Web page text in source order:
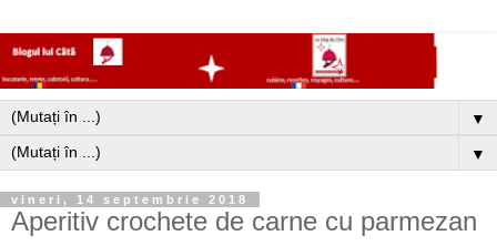
▼
▼
vineri, 14 septembrie 2018
Aperitiv crochete de carne cu parmezan